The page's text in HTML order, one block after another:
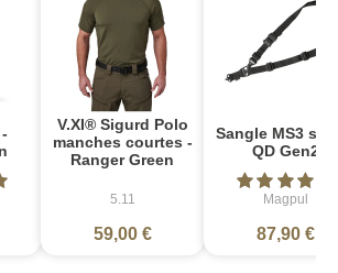
V.XI® Sigurd Polo
manches courtes -
Ranger Green
5.11
59,00 €
Sangle MS3
QD Gen2
Magpul
87,90 €